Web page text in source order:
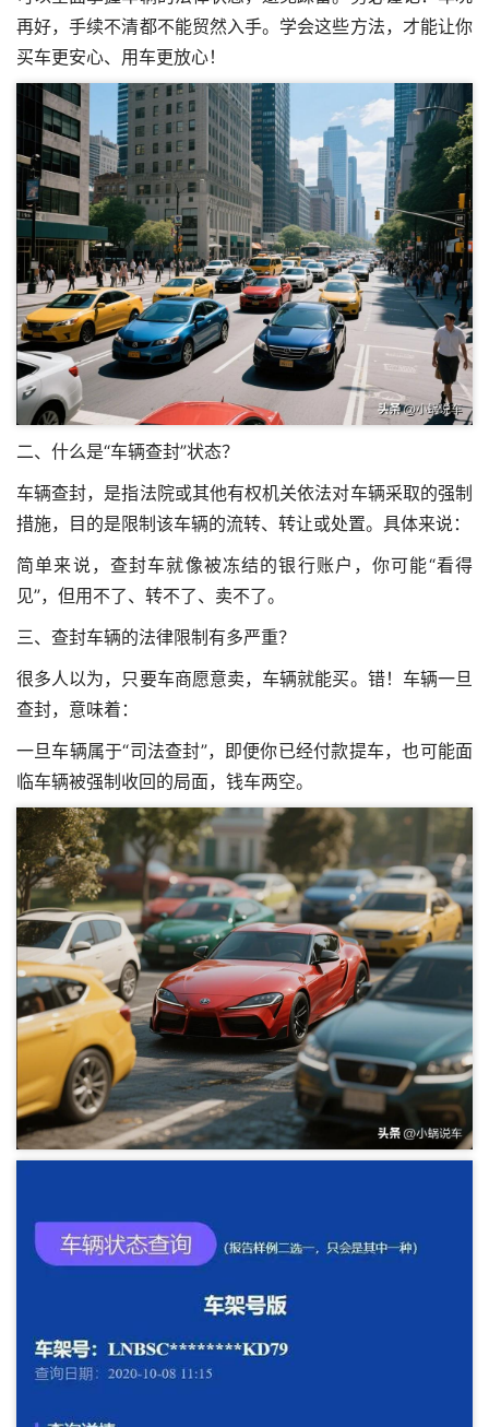
再好，手续不清都不能贸然入手。学会这些方法，才能让你
买车更安心、用车更放心！
二、什么是“车辆查封”状态？
车辆查封，是指法院或其他有权机关依法对车辆采取的强制
措施，目的是限制该车辆的流转、转让或处置。具体来说：
简单来说，查封车就像被冻结的银行账户，你可能“看得
见”，但用不了、转不了、卖不了。
三、查封车辆的法律限制有多严重？
很多人以为，只要车商愿意卖，车辆就能买。错！车辆一旦
查封，意味着：
一旦车辆属于“司法查封”，即便你已经付款提车，也可能面
临车辆被强制收回的局面，钱车两空。